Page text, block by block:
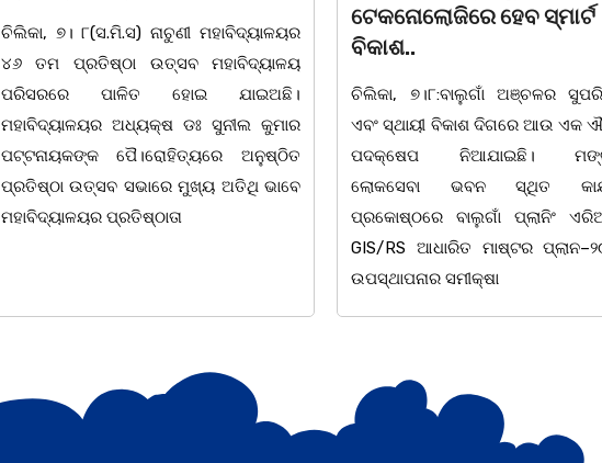
ବିକାଶ..
ଚିଲିକା, ୭।୮:ବାଲୁଗାଁ ଅଞ୍ଚଳର ସୁପରିକଳ୍ପିତ
ଏବଂ ସ୍ଥାୟୀ ବିକାଶ ଦିଗରେ ଆଉ ଏକ ଐତିହାସିକ
ପଦକ୍ଷେପ ନିଆଯାଇଛି। ମଙ୍ଗଳବାର
ଲୋକସେବା ଭବନ ସ୍ଥିତ କାର୍ଯ୍ୟାଳୟ
ପ୍ରକୋଷ୍ଠରେ ବାଲୁଗାଁ ପ୍ଲାନିଂ ଏରିଆ ପାଇଁ
ଆଲୋଚନାଚକ୍ର |
ସଶକ୍ତିକରଣ ପ୍ରକୋଷ୍ଠ
ଛାତ୍ରୀମାନଙ୍କ ସୁରକ୍ଷା,
ସଶକ୍ତିକରଣ କାର୍ଯ୍ୟକ୍ରମ
ଆଲୋଚନାଚକ୍ର ଅଧ୍ୟକ୍ଷ ଡକ୍ଟର
ସୁବୁଦ୍ଧିଙ୍କ ସଭାପତିତ୍ୱରେ
ହୋଇଯାଇଛି।ଉକ୍ତ କାର୍ଯ୍ୟକ୍ରମରେ
ଅଧ୍ୟକ୍ଷ ସୁବାସ ଚନ୍ଦ୍ର